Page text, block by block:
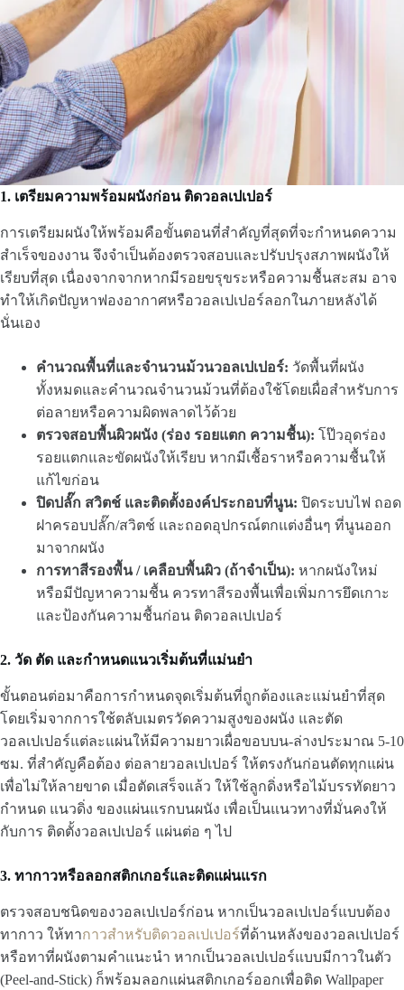
1. เตรียมความพร้อมผนังก่อน ติดวอลเปเปอร์
การเตรียมผนังให้พร้อมคือขั้นตอนที่สำคัญที่สุดที่จะกำหนดความ
สำเร็จของงาน จึงจำเป็นต้องตรวจสอบและปรับปรุงสภาพผนังให้
เรียบที่สุด เนื่องจากจากหากมีรอยขรุขระหรือความชื้นสะสม อาจ
ทำให้เกิดปัญหาฟองอากาศหรือวอลเปเปอร์ลอกในภายหลังได้
นั่นเอง
คำนวณพื้นที่และจำนวนม้วนวอลเปเปอร์: วัดพื้นที่ผนัง
ทั้งหมดและคำนวณจำนวนม้วนที่ต้องใช้โดยเผื่อสำหรับการ
ต่อลายหรือความผิดพลาดไว้ด้วย
ตรวจสอบพื้นผิวผนัง (ร่อง รอยแตก ความชื้น): โป๊วอุดร่อง
รอยแตกและขัดผนังให้เรียบ หากมีเชื้อราหรือความชื้นให้
แก้ไขก่อน
ปิดปลั๊ก สวิตช์ และติดตั้งองค์ประกอบที่นูน: ปิดระบบไฟ ถอด
ฝาครอบปลั๊ก/สวิตช์ และถอดอุปกรณ์ตกแต่งอื่นๆ ที่นูนออก
มาจากผนัง
การทาสีรองพื้น / เคลือบพื้นผิว (ถ้าจำเป็น): หากผนังใหม่
หรือมีปัญหาความชื้น ควรทาสีรองพื้นเพื่อเพิ่มการยึดเกาะ
และป้องกันความชื้นก่อน ติดวอลเปเปอร์
2. วัด ตัด และกำหนดแนวเริ่มต้นที่แม่นยำ
ขั้นตอนต่อมาคือการกำหนดจุดเริ่มต้นที่ถูกต้องและแม่นยำที่สุด
โดยเริ่มจากการใช้ตลับเมตรวัดความสูงของผนัง และตัด
วอลเปเปอร์แต่ละแผ่นให้มีความยาวเผื่อขอบบน-ล่างประมาณ 5-10
ซม. ที่สำคัญคือต้อง ต่อลายวอลเปเปอร์ ให้ตรงกันก่อนตัดทุกแผ่น
เพื่อไม่ให้ลายขาด เมื่อตัดเสร็จแล้ว ให้ใช้ลูกดิ่งหรือไม้บรรทัดยาว
กำหนด แนวดิ่ง ของแผ่นแรกบนผนัง เพื่อเป็นแนวทางที่มั่นคงให้
กับการ ติดตั้งวอลเปเปอร์ แผ่นต่อ ๆ ไป
3. ทากาวหรือลอกสติกเกอร์และติดแผ่นแรก
ตรวจสอบชนิดของวอลเปเปอร์ก่อน หากเป็นวอลเปเปอร์แบบต้อง
ทากาว ให้ทากาวสำหรับติดวอลเปเปอร์ที่ด้านหลังของวอลเปเปอร์
หรือทาที่ผนังตามคำแนะนำ หากเป็นวอลเปเปอร์แบบมีกาวในตัว
(Peel-and-Stick) ก็พร้อมลอกแผ่นสติกเกอร์ออกเพื่อติด Wallpaper